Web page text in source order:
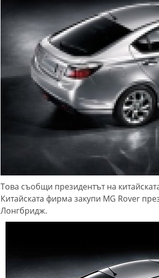
Това съобщи президентът на
Китайската фирма закупи MG Rover
Лонгбридж.